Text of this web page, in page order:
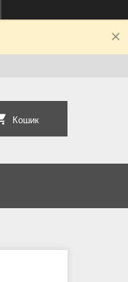
Кошик